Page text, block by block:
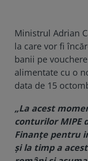
Ministrul Adrian
la care vor fi
banii pe
alimentate cu o
data de 15
„La acest
conturilor MIPE
Finanţe pentru
și la timp a